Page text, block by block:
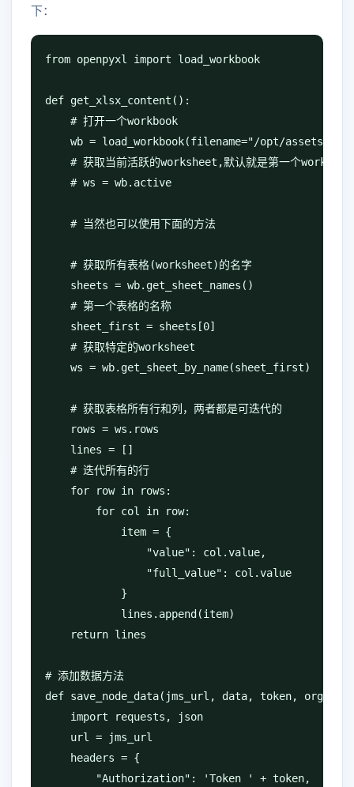
下：
from openpyxl import load_workbook
def get_xlsx_content():
    # 打开一个workbook
wb = load_workbook(filename="/opt/
# 获取当前活跃的worksheet,默认就是第一个
    # ws = wb.active
    # 当然也可以使用下面的方法
    # 获取所有表格(worksheet)的名字
    sheets = wb.get_sheet_names()
    # 第一个表格的名称
    sheet_first = sheets[0]
    # 获取特定的worksheet
    ws = wb.get_sheet_by_name(sheet_first)
    # 获取表格所有行和列，两者都是可迭代的
    rows = ws.rows
    lines = []
    # 迭代所有的行
    for row in rows:
        for col in row:
            item = {
                "value": col.value,
                "full_value": col.value
            }
            lines.append(item)
    return lines
# 添加数据方法
def save_node_data(jms_url, data, token, org):
    import requests, json
    url = jms_url
    headers = {
        "Authorization": 'Token ' + token,